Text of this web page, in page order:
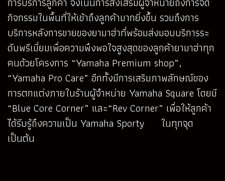
กิจกรรมในพื้นที่ให้เข้าถึงลูกค้ามากยิ่งขึ้น รวมถึงการ
บริการหลังการขายของยามาฮ่าที่พร้อมส่งมอบบริการระ
ดับพรีเมี่ยมเพื่อความพึงพอใจสูงสุดของลูกค้ายามาฮ่าทุก
คนด้วยโครงการ “Yamaha Premium shop”,
“Yamaha Pro Care” อีกทั้งมีการเสริมภาพลักษณ์ของ
การตกแต่งภายในร้านผู้จำหน่าย Yamaha Square โดยมี
“Blue Core Corner” และ“Rev Corner” เพื่อให้ลูกค้า
ได้รับรู้ถึงความเป็น Yamaha Sporty ในทุกจุด
เป็นต้น